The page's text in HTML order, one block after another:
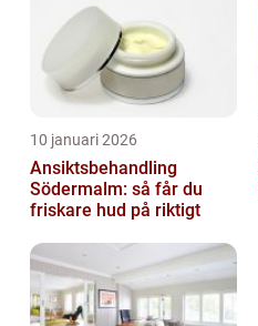
10 januari 2026
Ansiktsbehandling
Södermalm: så får du
friskare hud på riktigt